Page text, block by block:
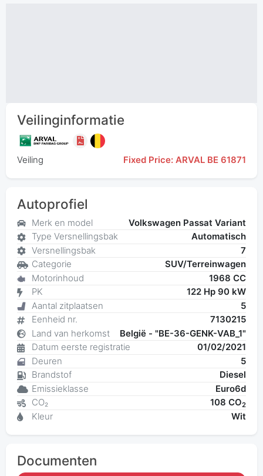
Veilinginformatie
Veiling Fixed Price: ARVAL BE 61871
Autoprofiel
Merk en model
Volkswagen Passat Variant
Type Versnellingsbak
Automatisch
Versnellingsbak
7
Categorie
SUV/Terreinwagen
Motorinhoud
1968 CC
PK
122 Hp 90 kW
Aantal zitplaatsen
5
Eenheid nr.
7130215
Land van herkomst
België - "BE-36-GENK-VAB_1"
Datum eerste registratie
01/02/2021
Deuren
5
Brandstof
Diesel
Emissieklasse
Euro6d
CO₂
108 CO2
Kleur Wit
Documenten